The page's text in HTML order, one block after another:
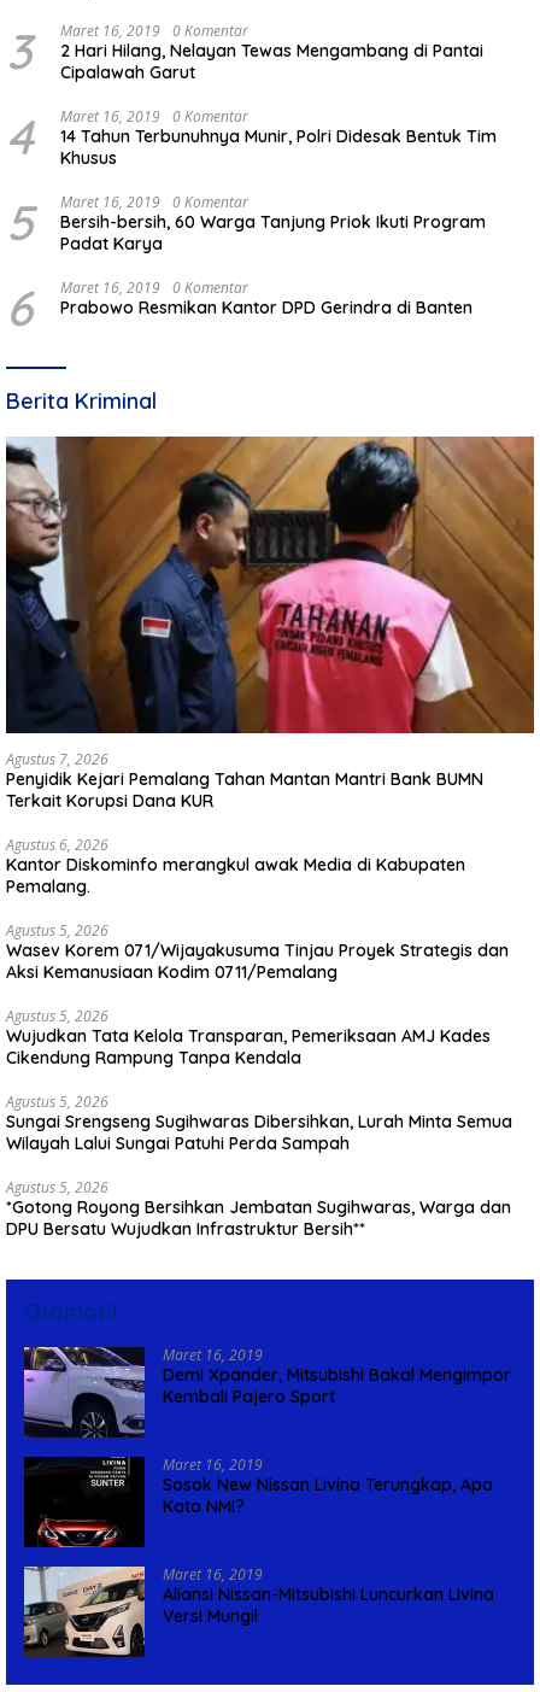
3 Maret 16, 2019 0 Komentar
2 Hari Hilang, Nelayan Tewas Mengambang di Pantai
Cipalawah Garut
4 Maret 16, 2019 0 Komentar
14 Tahun Terbunuhnya Munir, Polri Didesak Bentuk Tim
Khusus
5 Maret 16, 2019 0 Komentar
Bersih-bersih, 60 Warga Tanjung Priok Ikuti Program
Padat Karya
6 Maret 16, 2019 0 Komentar
Prabowo Resmikan Kantor DPD Gerindra di Banten
Berita Kriminal
Agustus 7, 2026
Penyidik Kejari Pemalang Tahan Mantan Mantri Bank BUMN
Terkait Korupsi Dana KUR
Agustus 6, 2026
Kantor Diskominfo merangkul awak Media di Kabupaten
Pemalang.
Agustus 5, 2026
Wasev Korem 071/Wijayakusuma Tinjau Proyek Strategis dan
Aksi Kemanusiaan Kodim 0711/Pemalang
Agustus 5, 2026
Wujudkan Tata Kelola Transparan, Pemeriksaan AMJ Kades
Cikendung Rampung Tanpa Kendala
Agustus 5, 2026
Sungai Srengseng Sugihwaras Dibersihkan, Lurah Minta Semua
Wilayah Lalui Sungai Patuhi Perda Sampah
Agustus 5, 2026
*Gotong Royong Bersihkan Jembatan Sugihwaras, Warga dan
DPU Bersatu Wujudkan Infrastruktur Bersih**
Otomotif
Maret 16, 2019
Demi Xpander, Mitsubishi Bakal Mengimpor
Kembali Pajero Sport
Maret 16, 2019
Sosok New Nissan Livina Terungkap, Apa
Kata NMI?
Maret 16, 2019
Aliansi Nissan-Mitsubishi Luncurkan Livina
Versi Mungil